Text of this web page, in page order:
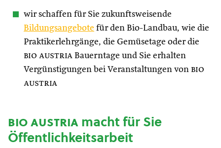
wir schaffen für Sie zukunftsweisende
Bildungsangebote für den Bio-Landbau, wie die
Praktikerlehrgänge, die Gemüsetage oder die
bio austria Bauerntage und Sie erhalten
Vergünstigungen bei Veranstaltungen von bio
austria
bio austriamacht für Sie
Öffentlichkeitsarbeit